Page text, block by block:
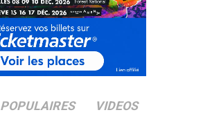
POPULAIRES VIDEOS